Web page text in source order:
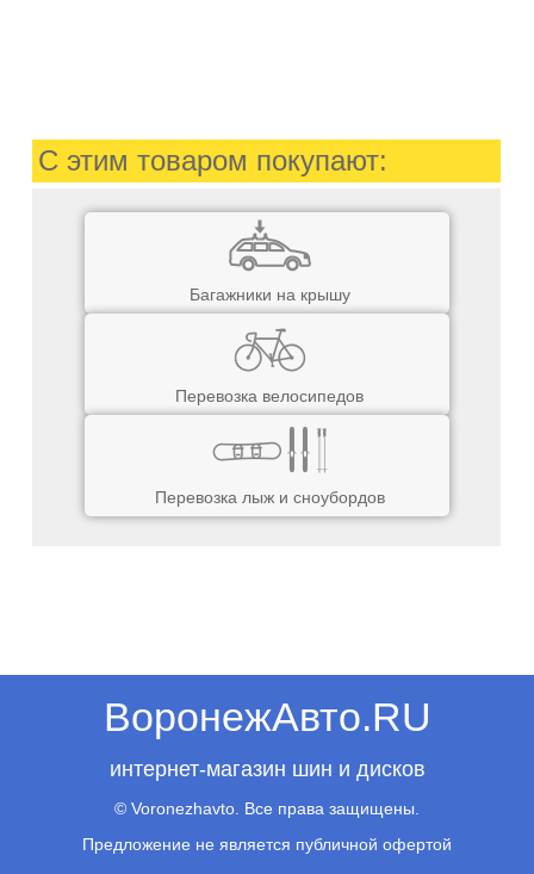
С этим товаром покупают:
Багажники на крышу
Перевозка велосипедов
Перевозка лыж и сноубордов
ВоронежАвто.RU
интернет-магазин шин и дисков
© Voronezhavto. Все права защищены.
Предложение не является публичной офертой